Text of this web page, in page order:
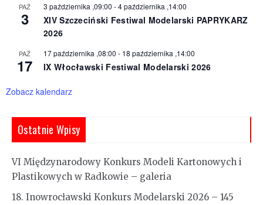
PAŹ
3
3 października ,09:00 -4 października ,14:00
XIV Szczeciński Festiwal Modelarski PAPRYKARZ
2026
PAŹ
17
17 października ,08:00 - 18 października ,14:00
IX Włocławski Festiwal Modelarski 2026
Zobacz kalendarz
Ostatnie Wpisy
VI Międzynarodowy Konkurs Modeli Kartonowych i
Plastikowych w Radkowie – galeria
18. Inowrocławski Konkurs Modelarski 2026 – 145